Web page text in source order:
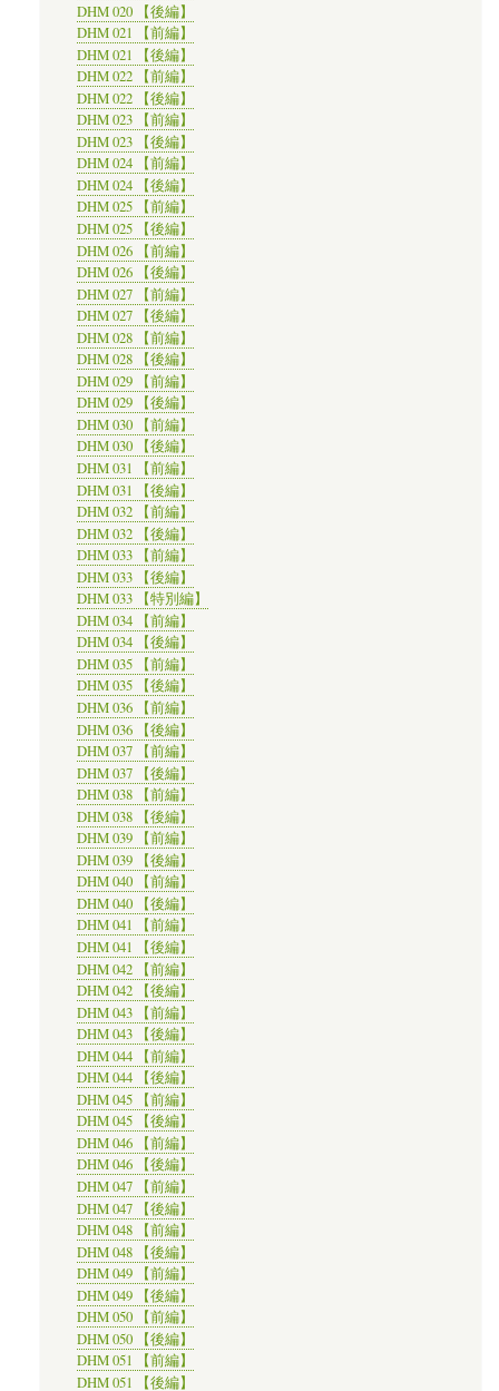
DHM 020 【後編】
DHM 021 【前編】
DHM 021 【後編】
DHM 022 【前編】
DHM 022 【後編】
DHM 023 【前編】
DHM 023 【後編】
DHM 024 【前編】
DHM 024 【後編】
DHM 025 【前編】
DHM 025 【後編】
DHM 026 【前編】
DHM 026 【後編】
DHM 027 【前編】
DHM 027 【後編】
DHM 028 【前編】
DHM 028 【後編】
DHM 029 【前編】
DHM 029 【後編】
DHM 030 【前編】
DHM 030 【後編】
DHM 031 【前編】
DHM 031 【後編】
DHM 032 【前編】
DHM 032 【後編】
DHM 033 【前編】
DHM 033 【後編】
DHM 033 【特別編】
DHM 034 【前編】
DHM 034 【後編】
DHM 035 【前編】
DHM 035 【後編】
DHM 036 【前編】
DHM 036 【後編】
DHM 037 【前編】
DHM 037 【後編】
DHM 038 【前編】
DHM 038 【後編】
DHM 039 【前編】
DHM 039 【後編】
DHM 040 【前編】
DHM 040 【後編】
DHM 041 【前編】
DHM 041 【後編】
DHM 042 【前編】
DHM 042 【後編】
DHM 043 【前編】
DHM 043 【後編】
DHM 044 【前編】
DHM 044 【後編】
DHM 045 【前編】
DHM 045 【後編】
DHM 046 【前編】
DHM 046 【後編】
DHM 047 【前編】
DHM 047 【後編】
DHM 048 【前編】
DHM 048 【後編】
DHM 049 【前編】
DHM 049 【後編】
DHM 050 【前編】
DHM 050 【後編】
DHM 051 【前編】
DHM 051 【後編】